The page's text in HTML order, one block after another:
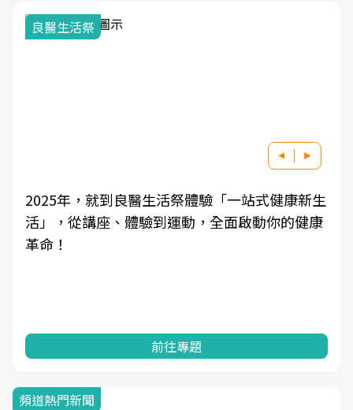
式健康新生
動你的健康
我與健康韌性的距離
良醫健康網從「換季的身體變化」出
學觀點與日常感受的對話，建立對亞
頻道熱門新聞